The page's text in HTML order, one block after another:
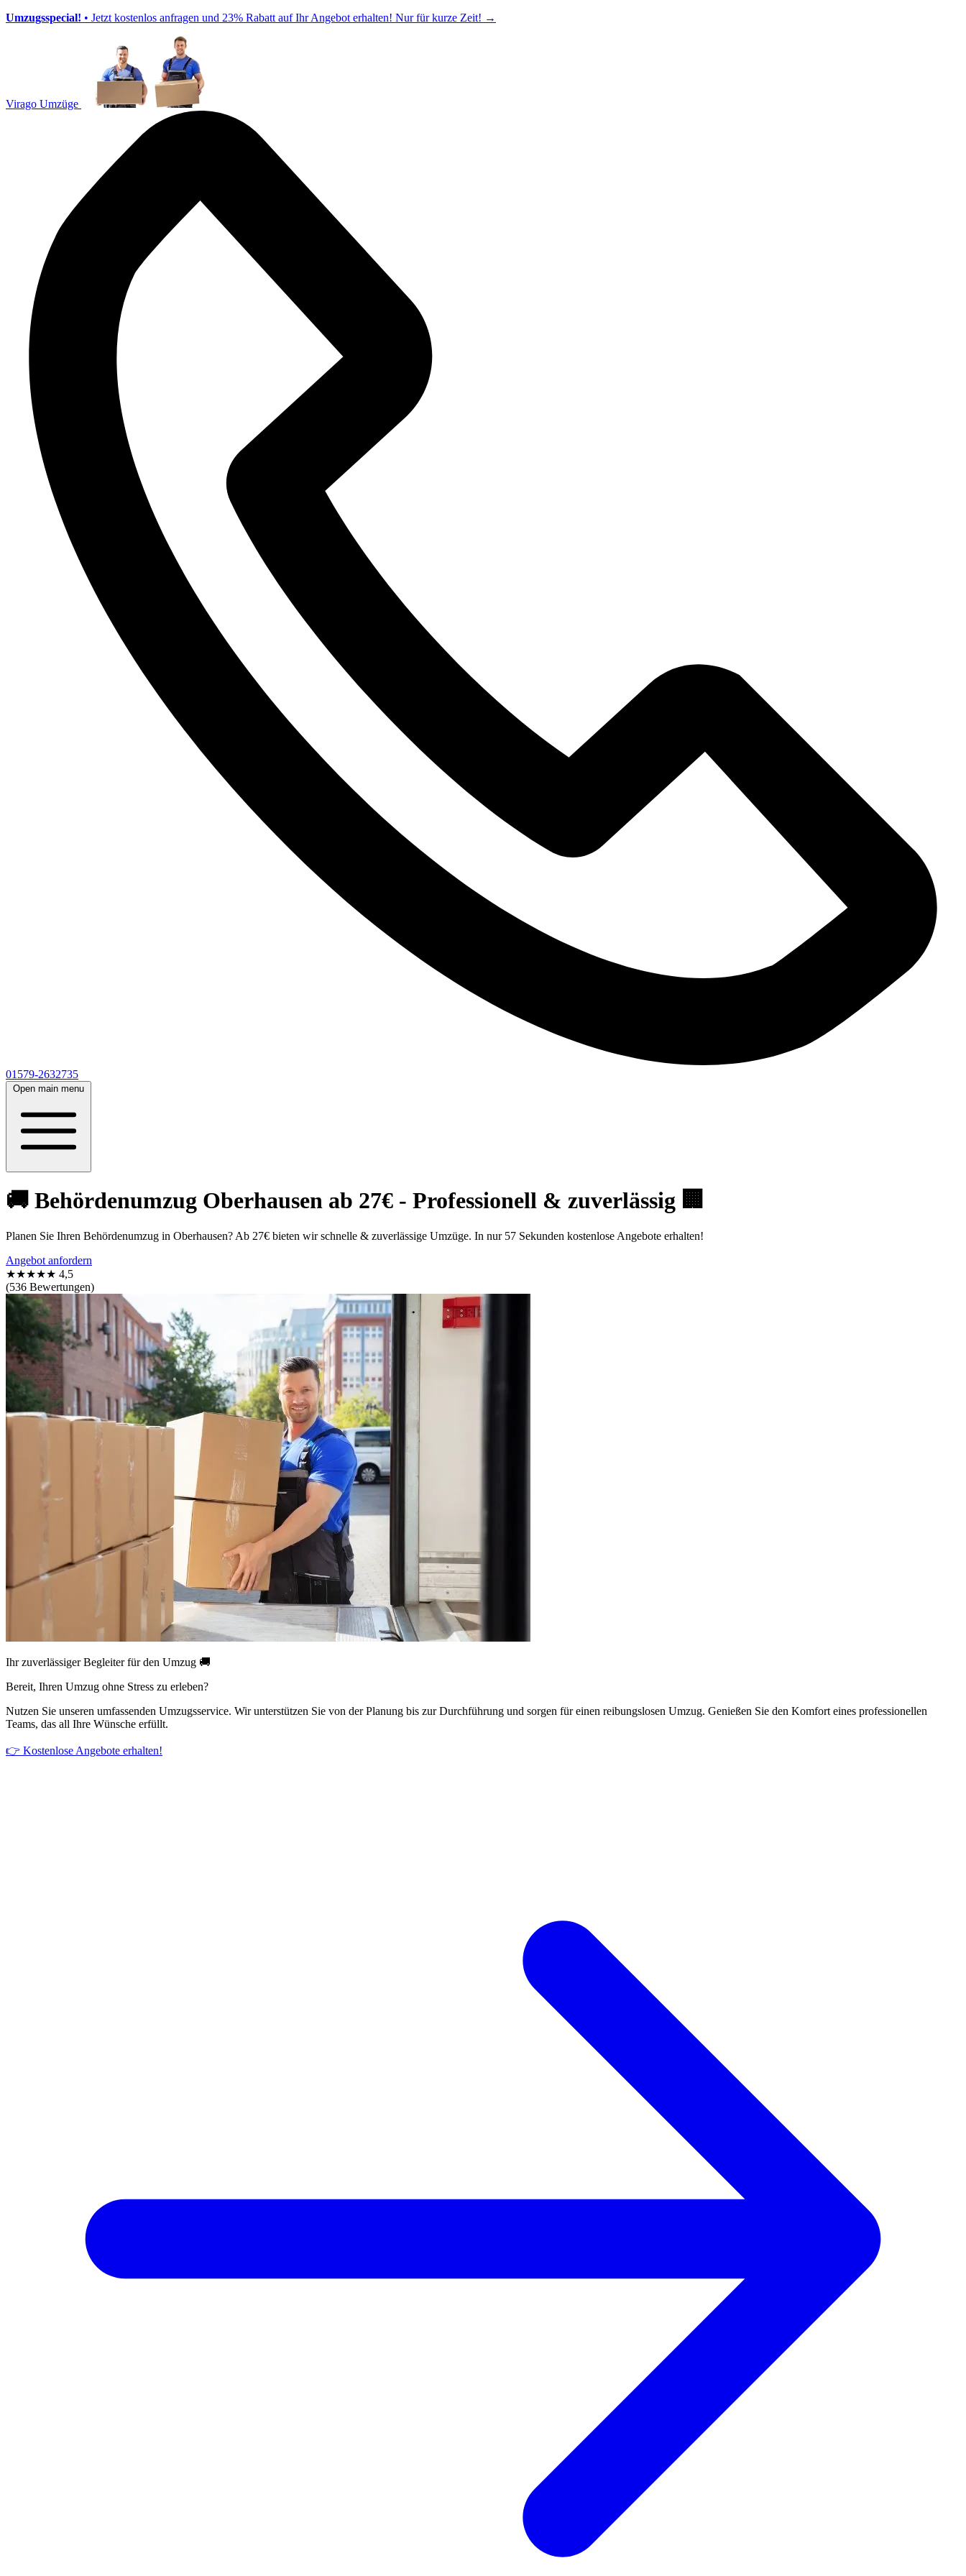
Umzugsspecial! • Jetzt kostenlos anfragen und 23% Rabatt auf Ihr Angebot erhalten! Nur für kurze Zeit! →
Virago Umzüge
01579-2632735
Open main menu
🚚 Behördenumzug Oberhausen ab 27€ - Professionell & zuverlässig 🏢
Planen Sie Ihren Behördenumzug in Oberhausen? Ab 27€ bieten wir schnelle & zuverlässige Umzüge. In nur 57 Sekunden kostenlose Angebote erhalten!
Angebot anfordern
★★★★★ 4,5
(536 Bewertungen)
Ihr zuverlässiger Begleiter für den Umzug 🚚
Bereit, Ihren Umzug ohne Stress zu erleben?
Nutzen Sie unseren umfassenden Umzugsservice. Wir unterstützen Sie von der Planung bis zur Durchführung und sorgen für einen reibungslosen Umzug. Genießen Sie den Komfort eines professionellen
Teams, das all Ihre Wünsche erfüllt.
👉 Kostenlose Angebote erhalten!